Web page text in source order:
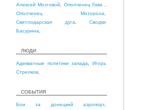
Алексей Мозговой
Ополченец Гиви
Ополченец Моторола
Светлодарская дуга
Сводки
Басурина
ЛЮДИ
Адекватные политики запада ,Игорь
Стрелков
СОБЫТИЯ
Бои за донецкий аэропорт,